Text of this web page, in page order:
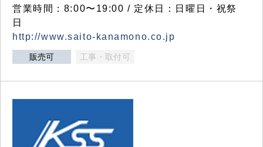
営業時間：8:00〜19:00 / 定休日：日曜日・祝祭
日
http://www.saito-kanamono.co.jp
販売可 工事・取付可